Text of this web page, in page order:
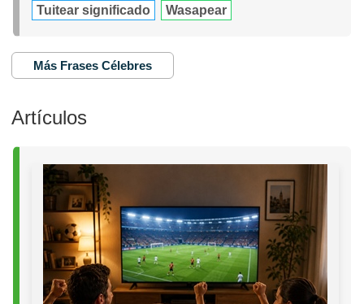
Tuitear significado Wasapear
Más Frases Célebres
Artículos